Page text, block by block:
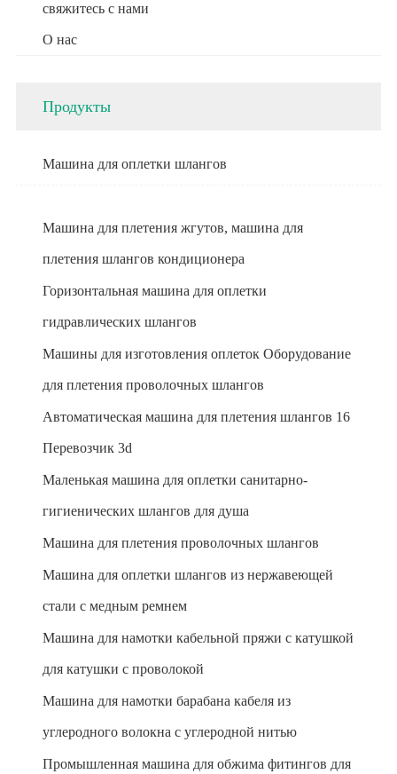
свяжитесь с нами
О нас
Продукты
Машина для оплетки шлангов
Машина для плетения жгутов, машина для
плетения шлангов кондиционера
Горизонтальная машина для оплетки
гидравлических шлангов
Машины для изготовления оплеток Оборудование
для плетения проволочных шлангов
Автоматическая машина для плетения шлангов 16
Перевозчик 3d
Маленькая машина для оплетки санитарно-
гигиенических шлангов для душа
Машина для плетения проволочных шлангов
Машина для оплетки шлангов из нержавеющей
стали с медным ремнем
Машина для намотки кабельной пряжи с катушкой
для катушки с проволокой
Машина для намотки барабана кабеля из
углеродного волокна с углеродной нитью
Промышленная машина для обжима фитингов для